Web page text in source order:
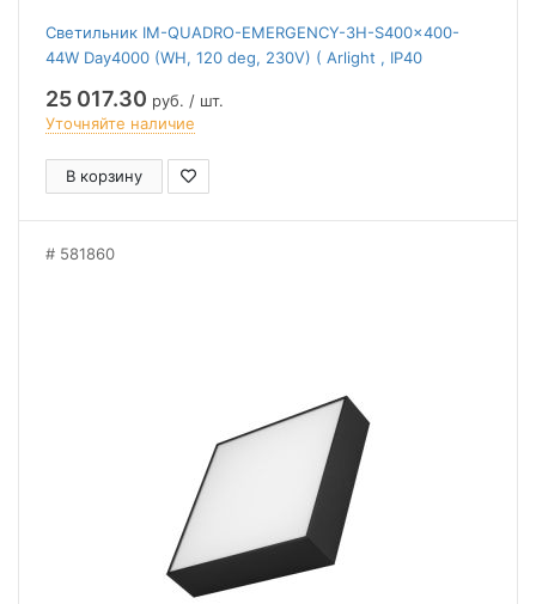
Светильник IM-QUADRO-EMERGENCY-3H-S400x400-
44W Day4000 (WH, 120 deg, 230V) ( Arlight , IP40
25 017.30 руб. / шт.
Уточняйте наличие
В корзину
581860